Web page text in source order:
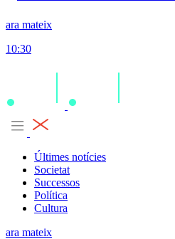
ara mateix
10:30
Últimes notícies
Societat
Successos
Política
Cultura
ara mateix